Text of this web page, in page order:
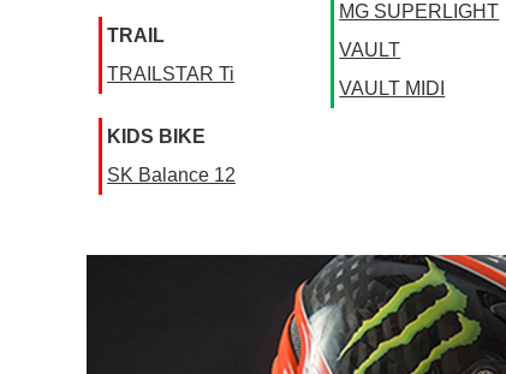
TRAIL
TRAILSTAR Ti
KIDS BIKE
SK Balance 12
MG SUPERLIGHT
VAULT
VAULT MIDI